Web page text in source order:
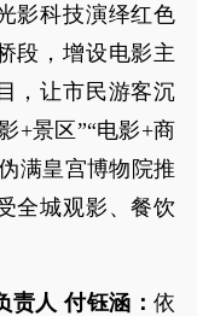
影科技演绎红色
段，增设电影主
，让市民游客沉
+景区”“电影+商
满皇宫博物院推
全城观影、餐饮
责人 付钰涵：依